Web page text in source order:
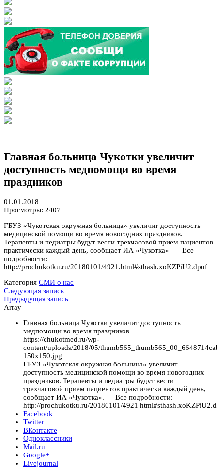
Главная больница Чукотки увеличит
доступность медпомощи во время
праздников
01.01.2018
Просмотры: 2407
ГБУЗ «Чукотская окружная больница» увеличит доступность
медицинской помощи во время новогодних праздников.
Терапевты и педиатры будут вести трехчасовой прием пациентов
практически каждый день, сообщает ИА «Чукотка». — Все
подробности:
http://prochukotku.ru/20180101/4921.html#sthash.xoKZPiU2.dpuf
Категория СМИ о нас
Навигация
по
записям
Следующая записьСледующая
запись
Предыдущая записьПредыдущая
Array
Главная больница Чукотки увеличит доступность
медпомощи во время праздников
https://chukotmed.ru/wp-
content/uploads/2018/05/
150x150.jpg
ГБУЗ «Чукотская окружная больница» увеличит
доступность медицинской помощи во время новогодних
праздников. Терапевты и педиатры будут вести
трехчасовой прием пациентов практически каждый день,
сообщает ИА «Чукотка». — Все подробности:
http://prochukotku.ru/20180101/
Facebook
Twitter
ВКонтакте
Одноклассники
Mail.ru
Google+
Livejournal